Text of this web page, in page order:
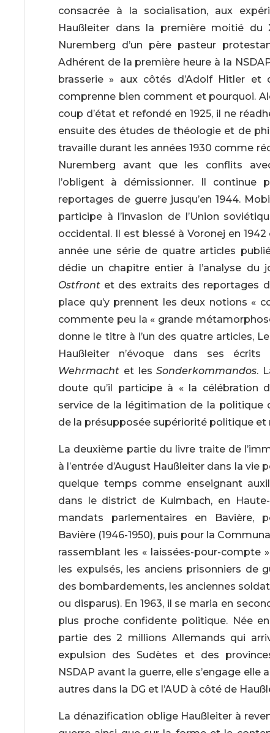
consacrée à la socialisation, aux
Haußleiter dans la première moitié du
Nuremberg d’un père pasteur
Adhérent de la première heure à la
brasserie » aux côtés d’Adolf Hitler et
comprenne bien comment et pourquoi.
coup d’état et refondé en 1925, il ne
ensuite des études de théologie et de
travaille durant les années 1930 comme
Nuremberg avant que les conflits
l’obligent à démissionner. Il continue
reportages de guerre jusqu’en 1944.
participe à l’invasion de l’Union
occidental. Il est blessé à Voronej en
année une série de quatre articles
dédie un chapitre entier à l’analyse du
Ostfront et des extraits des reportages
place qu’y prennent les deux notions «
commente peu la « grande
donne le titre à l’un des quatre articles,
Haußleiter n’évoque dans ses
Wehrmacht et lesSonderkommandos.
doute qu’il participe à « la célébration
service de la légitimation de la politique
de la présupposée supériorité politique et
La deuxième partie du livre traite de
à l’entrée d’August Haußleiter dans la vie
quelque temps comme enseignant
dans le district de Kulmbach, en
mandats parlementaires en Bavière,
Bavière (1946-1950), puis pour la
rassemblant les « laissées-pour-compte
les expulsés, les anciens prisonniers de
des bombardements, les anciennes
ou disparus). En 1963, il se maria en
plus proche confidente politique. Née
partie des 2 millions Allemands qui
expulsion des Sudètes et des
NSDAP avant la guerre, elle s’engage
autres dans la DG et l’AUD à côté de
La dénazification oblige Haußleiter à